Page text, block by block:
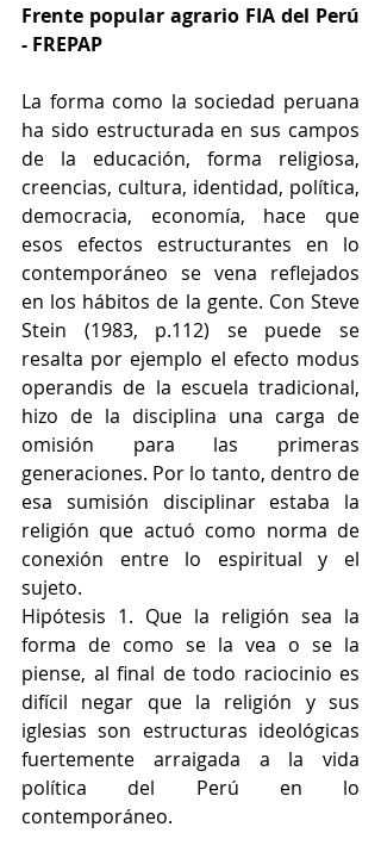
Frente popular agrario FIA del Perú
- FREPAP
La forma como la sociedad peruana
ha sido estructurada en sus campos
de la educación, forma religiosa,
creencias, cultura, identidad, política,
democracia, economía, hace que
esos efectos estructurantes en lo
contemporáneo se vena reflejados
en los hábitos de la gente. Con Steve
Stein (1983, p.112) se puede se
resalta por ejemplo el efecto modus
operandis de la escuela tradicional,
hizo de la disciplina una carga de
omisión para las primeras
generaciones. Por lo tanto, dentro de
esa sumisión disciplinar estaba la
religión que actuó como norma de
conexión entre lo espiritual y el
sujeto.
Hipótesis 1. Que la religión sea la
forma de como se la vea o se la
piense, al final de todo raciocinio es
difícil negar que la religión y sus
iglesias son estructuras ideológicas
fuertemente arraigada a la vida
política del Perú en lo
contemporáneo.